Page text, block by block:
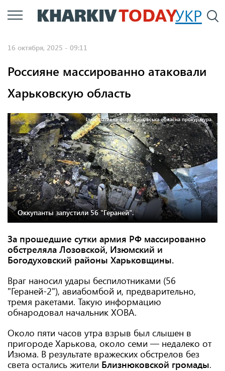
Перейти
к
УКР
16 октября, 2025 - 09:11
Россияне массированно атаковали
Харьковскую область
Ілюстративне фото: Харківська обласна прокуратура.
Оккупанты запустили 56 "Гераней".
За прошедшие сутки армия РФ массированно
обстреляла Лозовской, Изюмский и
Богодуховский районы Харьковщины.
Враг наносил удары беспилотниками (56
"Гераней-2"), авиабомбой и, предварительно,
тремя ракетами. Такую информацию
обнародовал начальник ХОВА.
Около пяти часов утра взрыв был слышен в
пригороде Харькова, около семи — недалеко от
Изюма. В результате вражеских обстрелов без
света остались жители Близнюковской громады.